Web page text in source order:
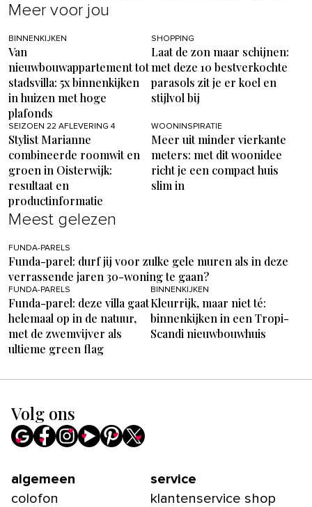
Meer voor jou
BINNENKIJKEN
Van
nieuwbouwappartement tot
stadsvilla: 5x binnenkijken
in huizen met hoge
plafonds
SHOPPING
Laat de zon maar schijnen:
met deze 10 bestverkochte
parasols zit je er koel en
stijlvol bij
SEIZOEN 22 AFLEVERING 4
Stylist Marianne
combineerde roomwit en
groen in Oisterwijk:
resultaat en
productinformatie
WOONINSPIRATIE
Meer uit minder vierkante
meters: met dit woonidee
richt je een compact huis
slim in
Meest gelezen
FUNDA-PARELS
Funda-parel: durf jij voor zulke gele muren als in deze
verrassende jaren 30-woning te gaan?
FUNDA-PARELS
Funda-parel: deze villa gaat
helemaal op in de natuur,
met de zwemvijver als
ultieme green flag
BINNENKIJKEN
Kleurrijk, maar niet té:
binnenkijken in een Tropi-
Scandi nieuwbouwhuis
Volg ons
algemeen
colofon
service
klantenservice shop